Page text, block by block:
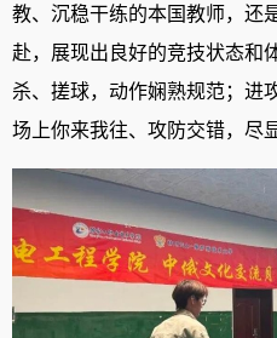
教、沉稳干练的本国教师，还
赴，展现出良好的竞技状态和
杀、搓球，动作娴熟规范；进
场上你来我往、攻防交错，尽